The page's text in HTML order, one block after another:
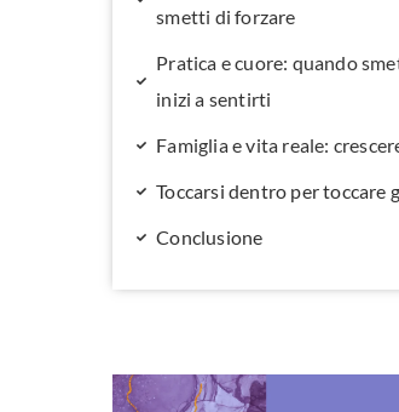
smetti di forzare
Pratica e cuore: quando
inizi a sentirti
Famiglia e vita reale:
Toccarsi dentro per toccare
Conclusione